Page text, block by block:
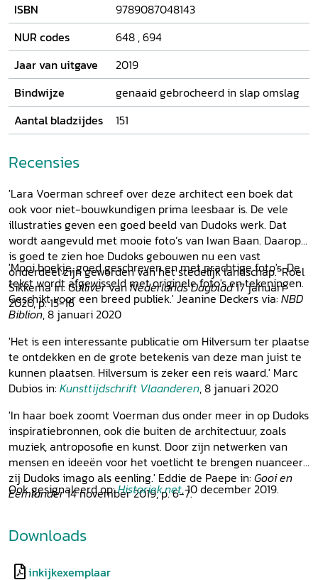
Gooise milieu van kunstenaars en natuurbeschermers tot
commissies met collega's uit de top van de Nederlandse
stedenbouwkundige wereld - allen beïnvloedden in meer
of mindere mate zijn denken en zijn ontwerpen. Dudoks
ideeën over tuinstad Hilversum en het wonderlijke van de
architectuur zijn spectaculair verbeeld in foto's van Iwan
Baan.
ISBN
9789087048143
NUR codes
648 ,694
Jaar van uitgave
2019
Bindwijze
genaaid gebrocheerd in slap omslag
Aantal bladzijdes
151
Recensies
'Lara Voerman schreef over deze architect een boek dat
ook voor niet-bouwkundigen prima leesbaar is. De vele
illustraties geven een goed beeld van Dudoks werk. Dat
wordt aangevuld met mooie foto’s van Iwan Baan. Daarop
is goed te zien hoe Dudoks gebouwen nu een vast
onderdeel zijn geworden van het stedelijk landschap.' Roel
Sikkema in:Gullivervan Nederlands Dagblad17 januari
2020, p. 15-16
'Mooi boekje, goed geschreven en met prachtige foto's. De
tekst wordt afgewisseld met originele foto's en tekeningen.
Geschikt voor een breed publiek.' Jeanine Deckers via: NBD
Biblion, 8 januari 2020
'Het is een interessante publicatie om Hilversum ter plaatse
te ontdekken en de grote betekenis van deze man juist te
kunnen plaatsen. Hilversum is zeker een reis waard.' Marc
Dubios in: Kunsttijdschrift Vlaanderen, 8 januari 2020
'In haar boek zoomt Voerman dus onder meer in op Dudoks
inspiratiebronnen, ook die buiten de architectuur, zoals
muziek, antroposofie en kunst. Door zijn netwerken van
mensen en ideeën voor het voetlicht te brengen nuanceert
zij Dudoks imago als eenling.' Eddie de Paepe in: Gooi en
Eemlander14 november 2019, p. 6-7.
Ook gesignaleerd op:Historiek.net, 10 december 2019.
Downloads
inkijkexemplaar